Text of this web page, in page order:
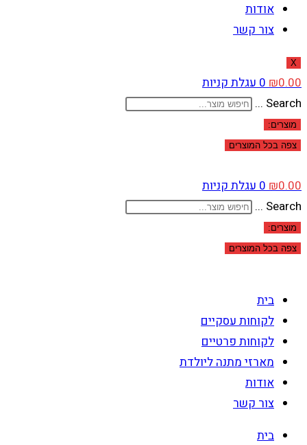
אודות
צור קשר
X
₪0.00
0עגלת קניות
Search ...
מוצרים:
צפה בכל המוצרים
₪0.00
0עגלת קניות
Search ...
מוצרים:
צפה בכל המוצרים
בית
לקוחות עסקיים
לקוחות פרטיים
מארזי מתנה ליולדת
אודות
צור קשר
בית